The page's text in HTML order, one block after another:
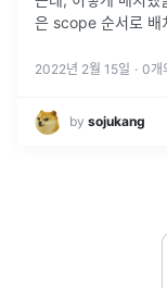
은 scope 순서로 배
2022년 2월 15일 · 0개
by sojukang